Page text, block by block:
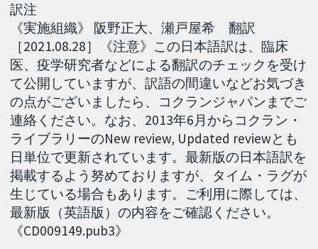
訳注
《実施組織》 阪野正大、瀬戸屋希 翻訳
［2021.08.28］《注意》この日本語訳は、臨床
医、疫学研究者などによる翻訳のチェックを受け
て公開していますが、訳語の間違いなどお気づき
の点がございましたら、コクランジャパンまでご
連絡ください。なお、2013年6月からコクラン・
ライブラリーのNew review, Updated reviewとも
日単位で更新されています。最新版の日本語訳を
掲載するよう努めておりますが、タイム・ラグが
生じている場合もあります。ご利用に際しては、
最新版（英語版）の内容をご確認ください。
《CD009149.pub3》